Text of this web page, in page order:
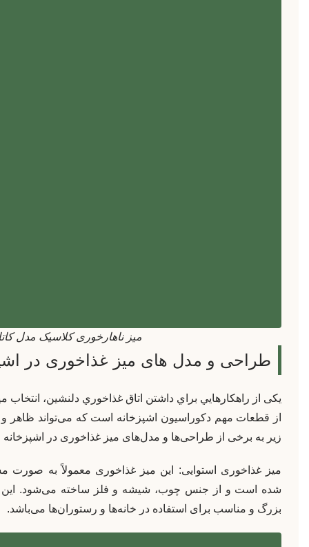
میز ناهارخوری کلاسیک مدل
طراحی و مدل های میز غذاخوری در
یکی از راهکارهايي براي داشتن اتاق غذاخوري دلنشين،
از قطعات مهم دکوراسیون اشپزخانه است که می‌تواند ظاهر و
زیر به برخی از طراحی‌ها و مدل‌های میز غذاخوری در
میز غذاخوری استوایی: این میز غذاخوری معمولاً به
شده است و از جنس چوب، شیشه و فلز ساخته می‌شود. این
بزرگ و مناسب برای استفاده در خانه‌ها و رستوران‌ها می‌باشد.